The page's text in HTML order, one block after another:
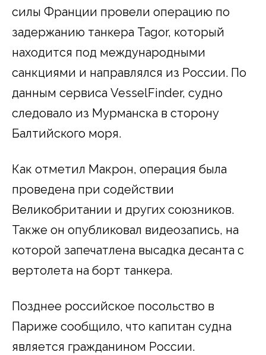
силы Франции провели операцию по
задержанию танкера Tagor, который
находится под международными
санкциями и направлялся из России. По
данным сервиса VesselFinder, судно
следовало из Мурманска в сторону
Балтийского моря.
Как отметил Макрон, операция была
проведена при содействии
Великобритании и других союзников.
Также он опубликовал видеозапись, на
которой запечатлена высадка десанта с
вертолета на борт танкера.
Позднее российское посольство в
Париже сообщило, что капитан судна
является гражданином России.